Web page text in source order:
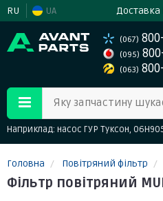
RU UA Доставка
(067)
(095)
(063)
Яку запчастину
Наприклад: насос ГУР Туксон,
Головна Повітряний фільтр
Фільтр повітряний